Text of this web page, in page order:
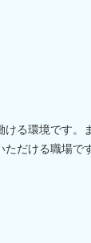
る環境です。
だける職場です